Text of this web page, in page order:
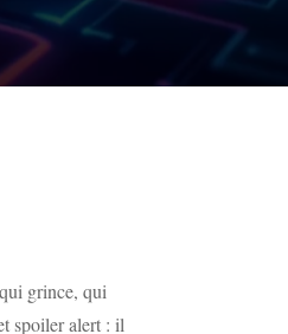
grince, qui
spoiler alert : il